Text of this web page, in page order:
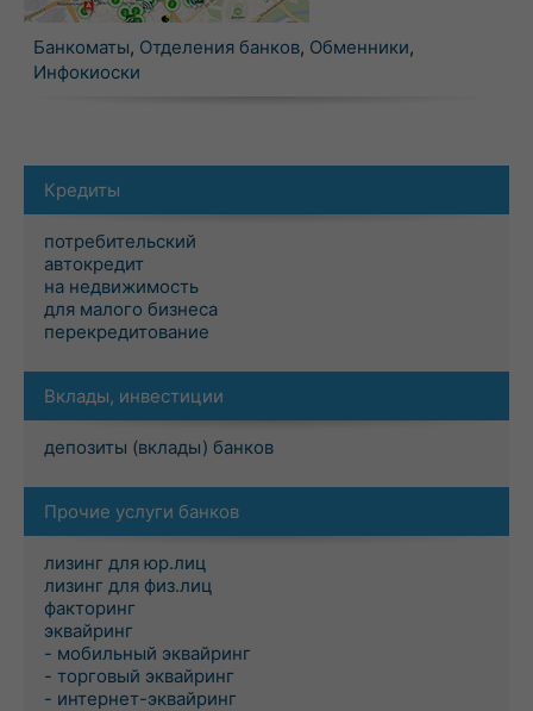
Банкоматы, Отделения банков, Обменники,
Инфокиоски
Кредиты
потребительский
автокредит
на недвижимость
для малого бизнеса
перекредитование
Вклады, инвестиции
депозиты (вклады) банков
Прочие услуги банков
лизинг для юр.лиц
лизинг для физ.лиц
факторинг
эквайринг
- мобильный эквайринг
- торговый эквайринг
- интернет-эквайринг